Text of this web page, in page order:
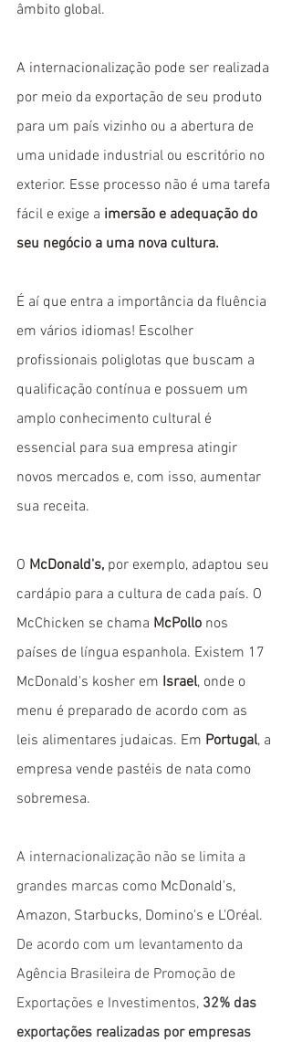
âmbito global.
A internacionalização pode ser realizada
por meio da exportação de seu produto
para um país vizinho ou a abertura de
uma unidade industrial ou escritório no
exterior. Esse processo não é uma tarefa
fácil e exige a imersão e adequação do
seu negócio a uma nova cultura.
É aí que entra a importância da fluência
em vários idiomas! Escolher
profissionais poliglotas que buscam a
qualificação contínua e possuem um
amplo conhecimento cultural é
essencial para sua empresa atingir
novos mercados e, com isso, aumentar
sua receita.
O McDonald's, por exemplo, adaptou seu
cardápio para a cultura de cada país. O
McChicken se chama McPollo nos
países de língua espanhola. Existem 17
McDonald's kosher em Israel, onde o
menu é preparado de acordo com as
leis alimentares judaicas. Em Portugal, a
empresa vende pastéis de nata como
sobremesa.
A internacionalização não se limita a
grandes marcas como McDonald's,
Amazon, Starbucks, Domino's e L'Oréal.
De acordo com um levantamento da
Agência Brasileira de Promoção de
Exportações e Investimentos, 32% das
exportações realizadas por empresas